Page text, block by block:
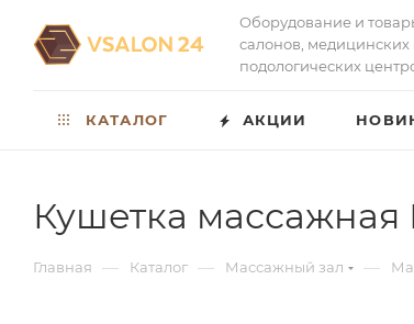
Оборудование и
салонов, медицинских
подологических
КАТАЛОГ АКЦИИ
Кушетка массажная
Главная — Каталог — Массажный зал —